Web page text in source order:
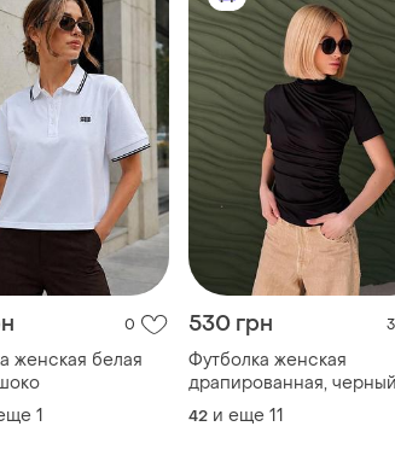
0
женская белая
1
530 грн 3
Футболка женская
драпированная,
шоколадный
42 и еще 11